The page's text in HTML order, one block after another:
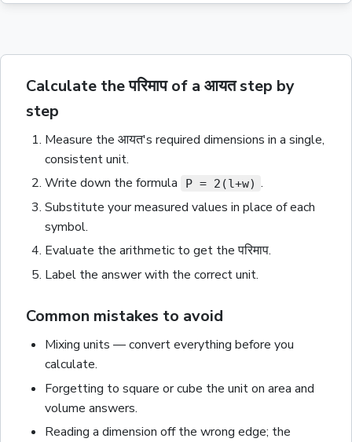
Calculate the परिमाप of a आयत step by
step
Measure the आयत's required dimensions in a single,
consistent unit.
Write down the formula
P = 2(l+w) .
Substitute your measured values in place of each
symbol.
Evaluate the arithmetic to get theपरिमाप.
Label the answer with the correct unit.
Common mistakes to avoid
Mixing units — convert everything before you
calculate.
Forgetting to square or cube the unit on area and
volume answers.
Reading a dimension off the wrong edge; the